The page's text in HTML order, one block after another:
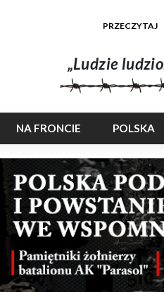
PRZECZYTAJ
„Ludzie
NA FRONCIE POLSKA